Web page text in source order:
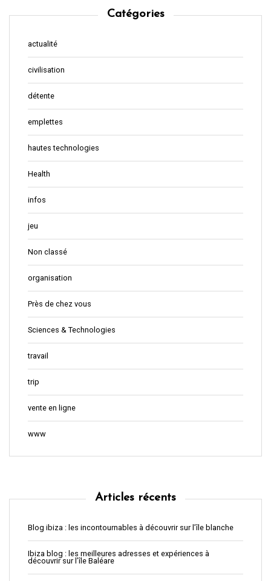
Catégories
actualité
civilisation
détente
emplettes
hautes technologies
Health
infos
jeu
Non classé
organisation
Près de chez vous
Sciences & Technologies
travail
trip
vente en ligne
www
Articles récents
Blog ibiza : les incontournables à découvrir sur l’île blanche
Ibiza blog : les meilleures adresses et expériences à
découvrir sur l’île Baléare